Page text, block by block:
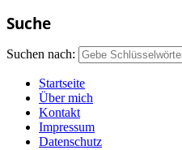
Suche
Suchen nach:
Startseite
Über mich
Kontakt
Impressum
Datenschutz